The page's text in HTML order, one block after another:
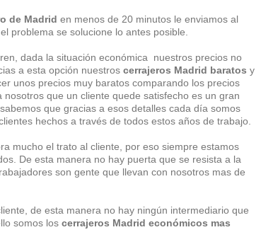
de Madrid en menos de 20 minutos le enviamos al
problema se solucione lo antes posible.
dada la situación económica nuestros precios no
a esta opción nuestroscerrajeros Madrid baratos y
unos precios muy baratos comparando los precios
que un cliente quede satisfecho es un gran
que gracias a esos detalles cada día somos
hechos a través de todos estos años de trabajo.
mucho el trato al cliente, por eso siempre estamos
De esta manera no hay puerta que se resista a la
son gente que llevan con nosotros mas de
de esta manera no hay ningún intermediario que
somos loscerrajeros Madrid económicos mas